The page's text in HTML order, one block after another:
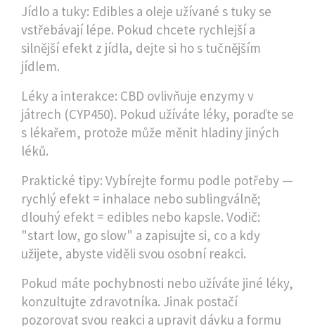
Jídlo a tuky: Edibles a oleje užívané s tuky se
vstřebávají lépe. Pokud chcete rychlejší a
silnější efekt z jídla, dejte si ho s tučnějším
jídlem.
Léky a interakce: CBD ovlivňuje enzymy v
játrech (CYP450). Pokud užíváte léky, poraďte se
s lékařem, protože může měnit hladiny jiných
léků.
Praktické tipy: Vybírejte formu podle potřeby —
rychlý efekt = inhalace nebo sublingválně;
dlouhý efekt = edibles nebo kapsle. Vodič:
"start low, go slow" a zapisujte si, co a kdy
užijete, abyste viděli svou osobní reakci.
Pokud máte pochybnosti nebo užíváte jiné léky,
konzultujte zdravotníka. Jinak postačí
pozorovat svou reakci a upravit dávku a formu